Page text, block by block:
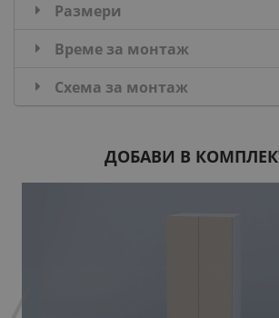
Размери
Време за монтаж
Схема за монтаж
ДОБАВИ В